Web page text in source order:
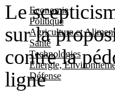
Economie
Politique
Agriculture et
Santé
Technologies
Energie,
Défense
Le
sur la
contre la
ligne